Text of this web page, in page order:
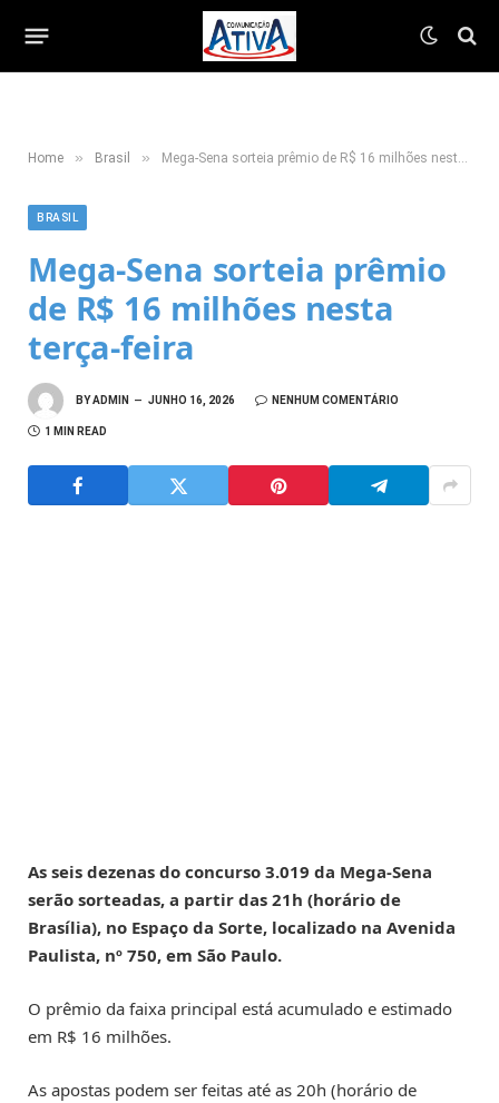
Home » Brasil » Mega-Sena sorteia prêmio de R$ 16 milhões nesta terça-feira
BRASIL
Mega-Sena sorteia prêmio
de R$ 16 milhões nesta
terça-feira
BYADMIN JUNHO 16, 2026 NENHUM COMENTÁRIO
1 MIN READ
As seis dezenas do concurso 3.019 da Mega-Sena
serão sorteadas, a partir das 21h (horário de
Brasília), no Espaço da Sorte, localizado na Avenida
Paulista, nº 750, em São Paulo.
O prêmio da faixa principal está acumulado e estimado
em R$ 16 milhões.
As apostas podem ser feitas até as 20h (horário de